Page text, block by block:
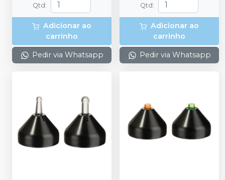
Qtd :
Adicionar ao
carrinho
Pedir via Whatsapp
Qtd :
Adicionar ao
carrinho
Pedir via Whatsapp